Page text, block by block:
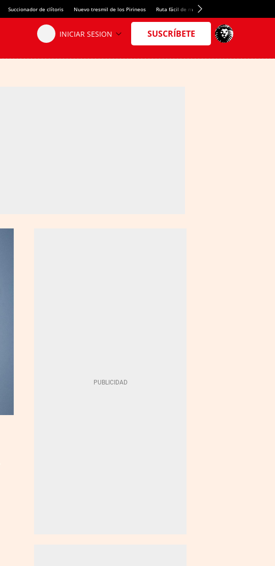
Succionador de clítoris Nuevo tresmil de los Pirineos Ruta fácil de montaña